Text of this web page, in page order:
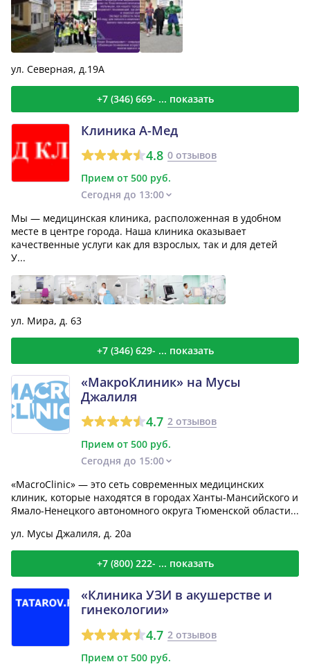
ул. Северная, д.19А
+7 (346) 669- ... показать
Клиника А-Мед
4.8 0 отзывов
Прием от 500 руб.
Сегодня до 13:00
Мы — медицинская клиника, расположенная в удобном
месте в центре города. Наша клиника оказывает
качественные услуги как для взрослых, так и для детей
У...
ул. Мира, д. 63
+7 (346) 629- ... показать
«МакроКлиник» на Мусы
Джалиля
4.7 2 отзывов
Прием от 500 руб.
Сегодня до 15:00
«MacroClinic» — это сеть современных медицинских
клиник, которые находятся в городах Ханты-Мансийского и
Ямало-Ненецкого автономного округа Тюменской области...
ул. Мусы Джалиля, д. 20а
+7 (800) 222- ... показать
«Клиника УЗИ в акушерстве и
гинекологии»
4.7 2 отзывов
Прием от 500 руб.